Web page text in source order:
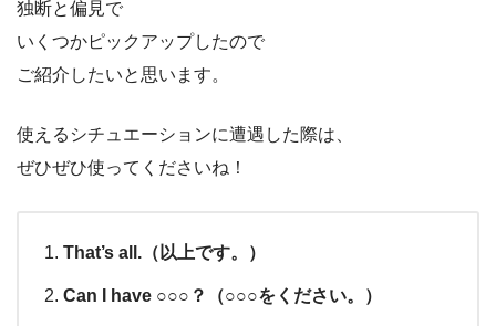
独断と偏見で
いくつかピックアップしたので
ご紹介したいと思います。
使えるシチュエーションに遭遇した際は、
ぜひぜひ使ってくださいね！
That’s all.（以上です。）
Can I have ○○○？（○○○をください。）